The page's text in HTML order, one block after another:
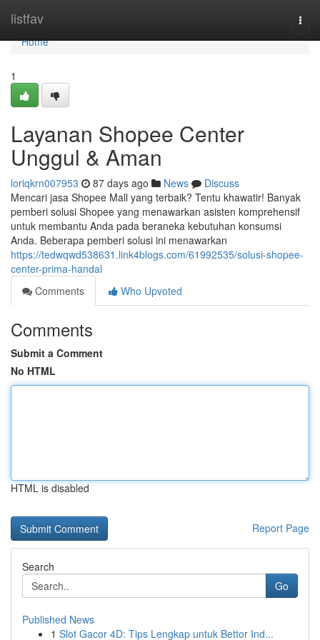
listfav
Home
Home
1
Layanan Shopee Center
Unggul & Aman
loriqkrn007953 87 days ago News
Discuss
Mencari jasa Shopee Mall yang terbaik? Tentu khawatir! Banyak
pemberi solusi Shopee yang menawarkan asisten komprehensif
untuk membantu Anda pada beraneka kebutuhan konsumsi
Anda. Beberapa pemberi solusi ini menawarkan
https://tedwqwd538631.link4blogs.com/61992535/solusi-shopee-
center-prima-handal
Comments
Who Upvoted
Comments
Submit a Comment
No HTML
HTML is disabled
Report Page
Search
Go
Published News
1 Slot Gacor 4D: Tips Lengkap untuk Bettor Ind...